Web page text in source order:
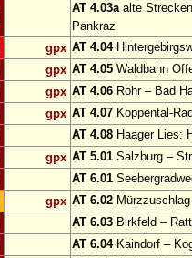
AT 4.03aalte
Pankraz
gpx AT 4.04
gpx AT 4.05 Waldbahn
gpx AT 4.06 Rohr – Bad
gpx AT 4.07 Koppental-
AT 4.08 Haager Lies:
gpx AT 5.01 Salzburg –
AT 6.01
gpx AT 6.02
AT 6.03 Birkfeld –
AT 6.04Kaindorf –